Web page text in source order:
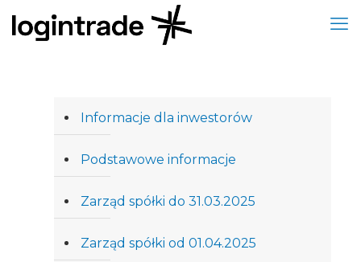
Informacje dla inwestorów
Podstawowe informacje
Zarząd spółki do 31.03.2025
Zarząd spółki od 01.04.2025